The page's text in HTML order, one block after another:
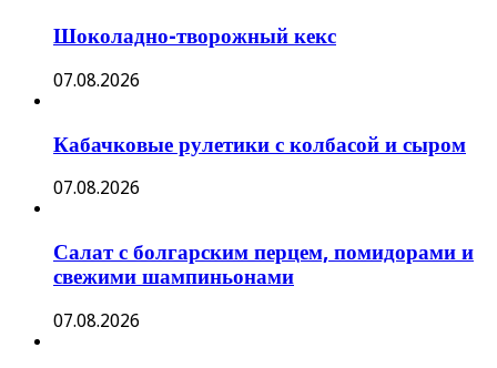
Шоколадно-творожный кекс
07.08.2026
Кабачковые рулетики с колбасой и сыром
07.08.2026
Салат с болгарским перцем, помидорами и
свежими шампиньонами
07.08.2026